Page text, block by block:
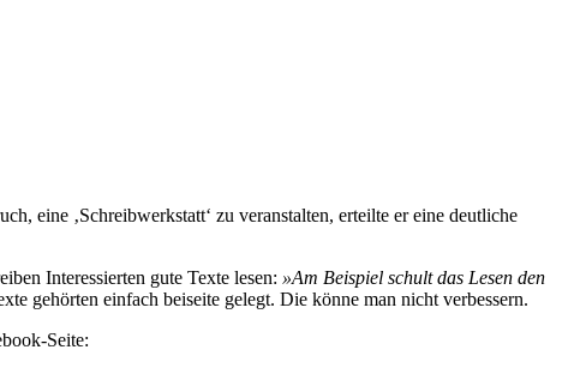
eine ‚Schreibwerkstatt‘ zu veranstalten, erteilte er eine deutliche
Interessierten gute Texte lesen: »Am Beispiel schult das Lesen den
gehörten einfach beiseite gelegt. Die könne man nicht verbessern.
Seite: